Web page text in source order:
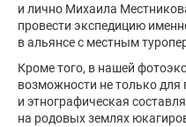
и лично Михаила
провести экспедицию
в альянсе с местным
Кроме того, в нашей
возможности не только для
и этнографическая
на родовых землях